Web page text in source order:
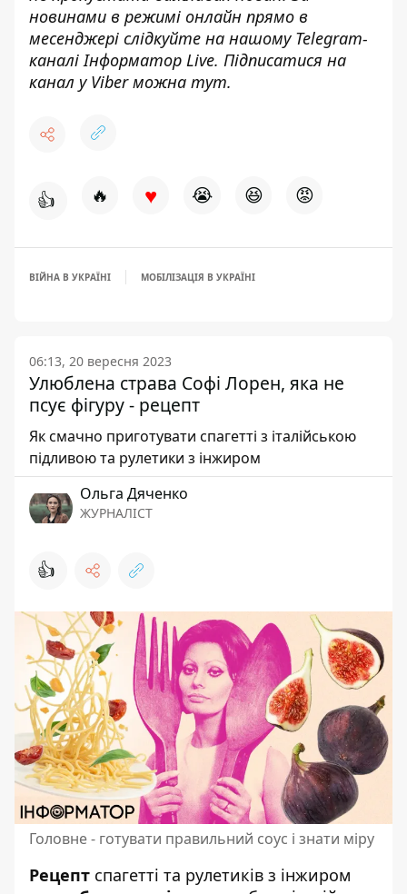
новинами в режимі онлайн прямо в
месенджері слідкуйте на нашому Telegram-
каналіІнформатор Live. Підписатися на
канал у Viber можна тут.
👍 🔥 ♥ 😭 😆 😡
ВІЙНА В УКРАЇНІ МОБІЛІЗАЦІЯ В УКРАЇНІ
06:13, 20 вересня 2023
Улюблена страва Софі Лорен, яка не
псує фігуру - рецепт
Як смачно приготувати спагетті з італійською
підливою та рулетики з інжиром
Ольга Дяченко
ЖУРНАЛІСТ
👍
Головне - готувати правильний соус і знати міру
Рецепт спагетті та рулетиків з інжиром